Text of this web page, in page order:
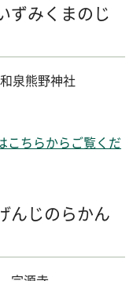
ずみくまのじ
泉熊野神社
こちらからご覧くだ
んじのらかん